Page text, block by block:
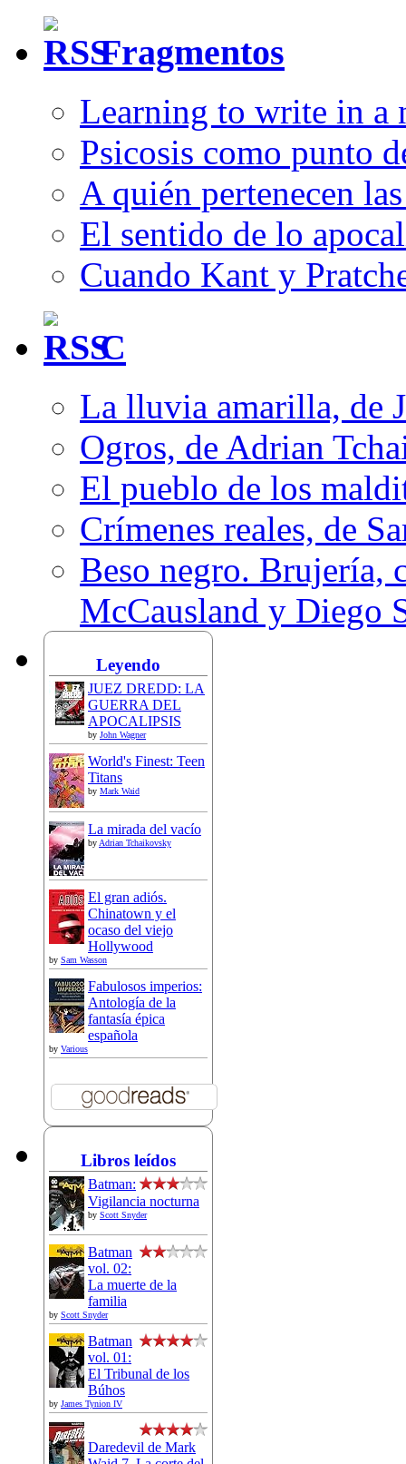
Fragmentos
Learning to write in a
Psicosis como punto
A quién pertenecen
El sentido de lo
Cuando Kant y
C
La lluvia amarilla, de
Ogros, de Adrian
El pueblo de los
Crímenes reales, de
Beso negro. Brujería,
McCausland y Diego
Leyendo
JUEZ DREDD: LA
GUERRA DEL
APOCALIPSIS
by John Wagner
World's Finest: Teen
Titans
by Mark Waid
La mirada del vacío
by Adrian Tchaikovsky
El gran adiós.
Chinatown y el
ocaso del viejo
Hollywood
by Sam Wasson
Fabulosos imperios:
Antología de la
fantasía épica
española
by Various
Libros leídos
Batman:
Vigilancia nocturna
by Scott Snyder
Batman
vol. 02:
La muerte de la
familia
by Scott Snyder
Batman
vol. 01:
El Tribunal de los
Búhos
by James Tynion IV
Daredevil de Mark